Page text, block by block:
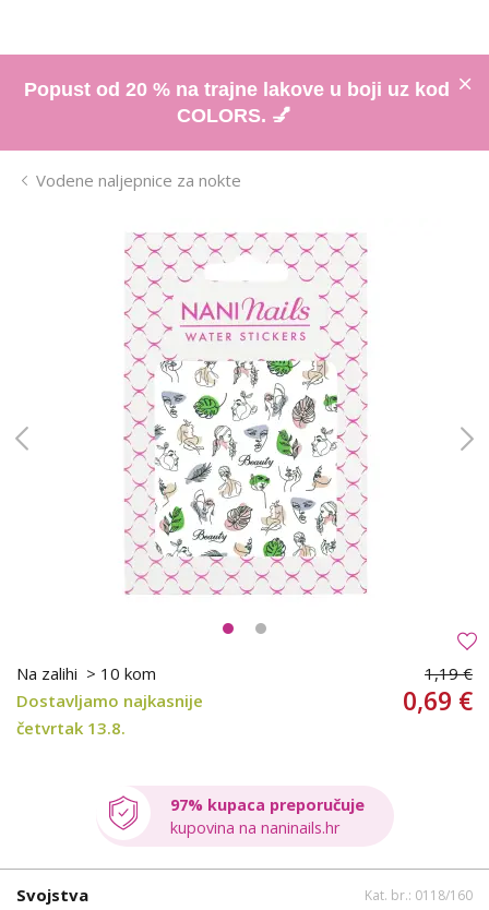
Popust od 20 % na trajne lakove u boji uz kod
COLORS. 💅
Vodene naljepnice za nokte
Na zalihi > 10 kom
Dostavljamo najkasnije
četvrtak 13.8.
1,19 €
0,69 €
97% kupaca preporučuje
kupovina na naninails.hr
Svojstva Kat. br.: 0118/160